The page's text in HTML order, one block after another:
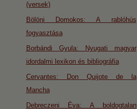
(versek)
Bölöni Domokos: A rablóhús
fogyasztása
Borbándi Gyula: Nyugati magyar
idordalmi lexikon és bibliográfia
Cervantes: Don Quijote de la
Mancha
Debreczeni Éva: A boldogtalan